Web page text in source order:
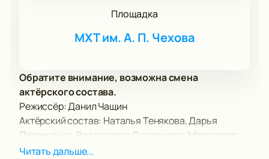
Площадка
МХТ им. А. П. Чехова
Обратите внимание, возможна смена
актёрского состава.
Режиссёр: Данил Чащин
Актёрский состав: Наталья Тенякова, Дарья
Петриченко, Владислава Сухорукова, Маргарита
Якимова.
Читать дальше...